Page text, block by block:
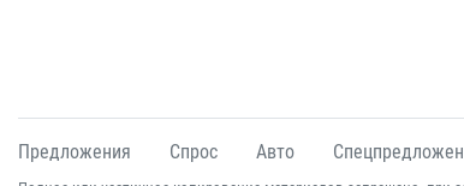
Предложения Спрос Авто